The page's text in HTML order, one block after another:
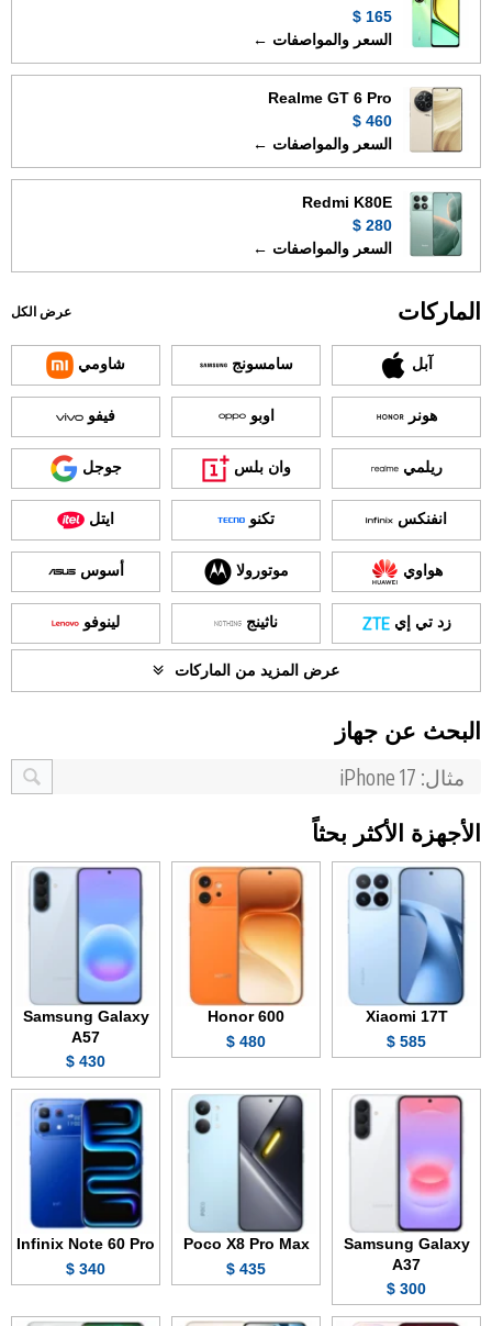
165 $
السعر والمواصفات ←
Realme GT 6 Pro
460 $
السعر والمواصفات ←
Redmi K80E
280 $
السعر والمواصفات ←
الماركات عرض الكل
آبل سامسونج شاومي
هونر اوبو فيفو
ريلمي وان بلس جوجل
انفنكس تكنو ايتل
هواوي موتورولا أسوس
زد تي إي ناثينج لينوفو
عرض المزيد من الماركات
البحث عن جهاز
الأجهزة الأكثر بحثاً
Xiaomi 17T
585 $
Honor 600
480 $
Samsung Galaxy
A57
430 $
Samsung Galaxy
A37
300 $
Poco X8 Pro Max
435 $
Infinix Note 60 Pro
340 $